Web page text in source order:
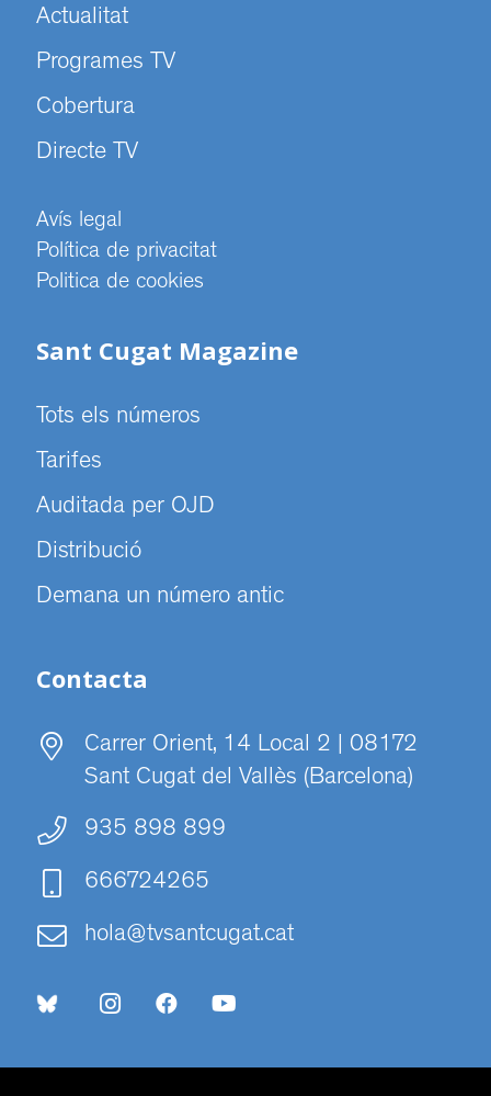
Actualitat
Programes TV
Cobertura
Directe TV
Avís legal
Política de privacitat
Politica de cookies
Sant Cugat Magazine
Tots els números
Tarifes
Auditada per OJD
Distribució
Demana un número antic
Contacta
Carrer Orient, 14 Local 2 | 08172
Sant Cugat del Vallès (Barcelona)
935 898 899
666724265
hola@tvsantcugat.cat